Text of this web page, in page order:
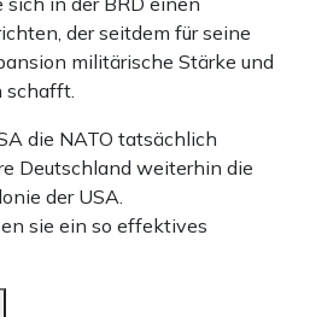
der seitdem für seine
militärische Stärke und
schafft.
die NATO tatsächlich
Deutschland weiterhin die
der USA.
sie ein so effektives